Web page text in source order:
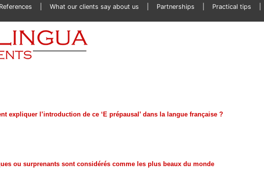
References What our clients say about us Partnerships Practical tips
expliquer l’introduction de ce ‘E prépausal’ dans la langue française ?
ou surprenants sont considérés comme les plus beaux du monde